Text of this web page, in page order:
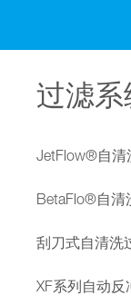
过滤系
JetFlow®自清
BetaFlo®自清
刮刀式自清洗
XF系列自动反